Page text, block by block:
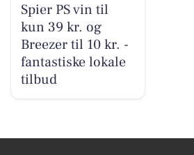
Spier PS vin til
kun 39 kr. og
Breezer til 10 kr. -
fantastiske lokale
tilbud